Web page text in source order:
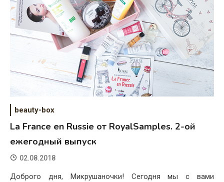
beauty-box
La France en Russie от RoyalSamples. 2-ой
ежегодный выпуск
02.08.2018
Доброго дня, Микрушаночки! Сегодня мы с вами